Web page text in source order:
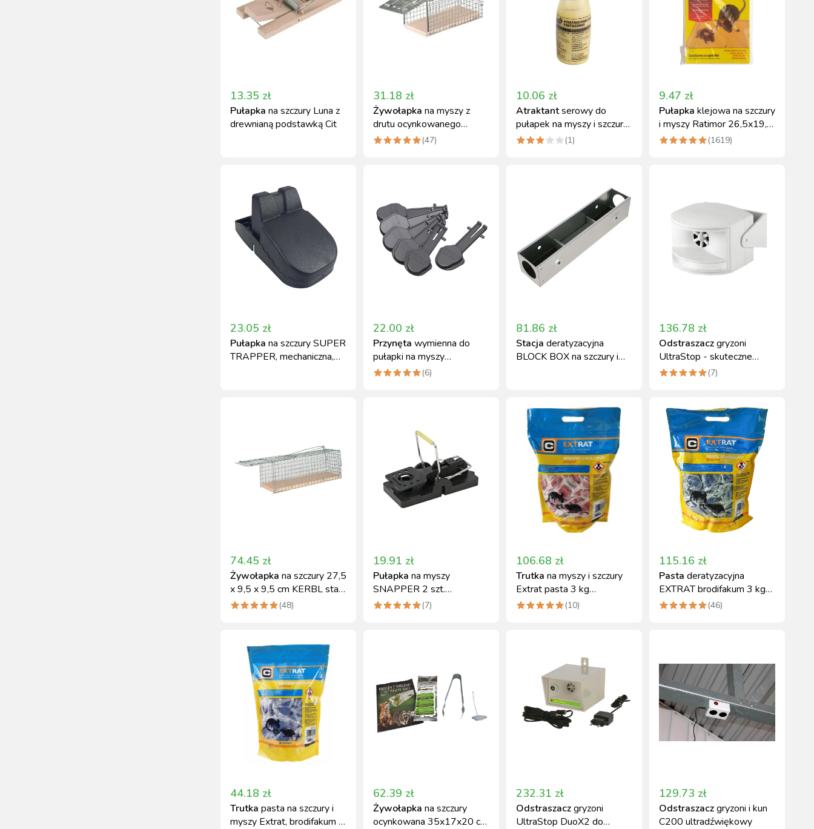
13.35 zł
Pułapka na szczury Luna z
drewnianą podstawką Cit
31.18 zł
Żywołapka na myszy z
drutu ocynkowanego
12x5,5x5,5 cm
(47)
10.06 zł
Atraktantserowy do
pułapek na myszy i szczury
60 ml
(1)
9.47 zł
Pułapka klejowa na szczury
i myszy Ratimor 26,5x19,5
cm z wabikiem
(1619)
23.05 zł
Pułapka na szczury SUPER
TRAPPER, mechaniczna,
22.00 zł
Przynęta wymienna do
pułapki na myszy
mouseStop 6 szt.
(6)
81.86 zł
Stacja deratyzacyjna
BLOCK BOX na szczury i
136.78 zł
Odstraszaczgryzoni
UltraStop - skuteczne
zabezpieczenie domu
(7)
74.45 zł
Żywołapka na szczury 27,5
x 9,5 x 9,5 cm KERBL stal
ocynkowana
(48)
19.91 zł
Pułapka na myszy
SNAPPER 2 szt.
wytrzymała mechaniczna
(7)
106.68 zł
Trutka na myszy i szczury
Extrat pasta 3 kg
bromadiolon(10)
115.16 zł
Pasta deratyzacyjna
EXTRAT brodifakum 3 kg
na szczury i myszy
(46)
44.18 zł
Trutka pasta na szczury i
myszy Extrat, brodifakum 1
62.39 zł
Żywołapka na szczury
ocynkowana 35x17x20 cm
232.31 zł
Odstraszaczgryzoni
UltraStop DuoX2 do
129.73 zł
Odstraszaczgryzoni i kun
C200 ultradźwiękowy